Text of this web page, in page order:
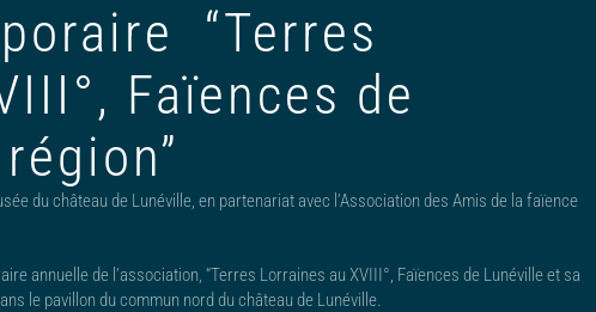
“Terres
Faïences de
du château de Lunéville, en partenariat avec l’Association des Amis de la faïence
annuelle de l’association, “Terres Lorraines au XVIII°, Faïences de Lunéville et sa
le pavillon du commun nord du château de Lunéville.